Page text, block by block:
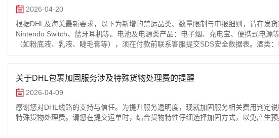
2026-04-20
根据DHL及海关最新要求，以下为新增的禁运品类、数量限制与申报细则，请在发
Nintendo Switch、蓝牙耳机等。电池及电源类产品：电子烟、充电宝、便携式电
（如粉底液、乳液、睫毛膏等），须在付款前联系客服提交SDS安全数据表。酒
性证明文件（安全数据表或A114证书）。三、 申报数量与细则数码产品：单包裹
关于DHL包裹加固服务涉及特殊货物处理费的提醒
2026-04-09
感谢您对DHL线路的支持与信任。为提升服务透明度，现就加固服务相关费用判定
特殊货物处理费。请您在提交运单时，结合货物特性仔细选择加固方式，以免产生